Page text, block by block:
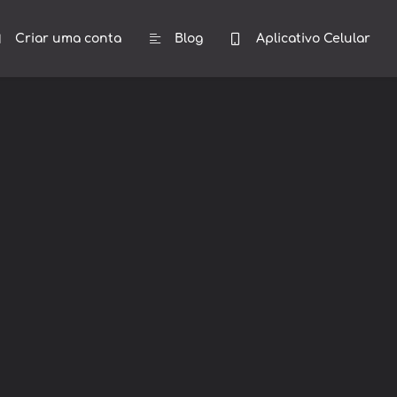
Criar uma conta Blog Aplicativo Celular